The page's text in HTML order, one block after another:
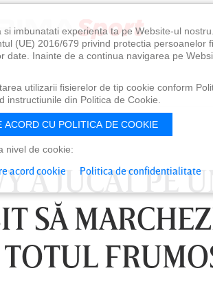
A JUCAT PE UN
SĂ
imbunatati experienta ta pe Website-ul
(UE) 2016/679 privind protectia persoanelor
Inainte de a continua navigarea pe
utilizarii fisierelor de tip cookie conform
din Politica de Cookie.
ACORD CU POLITICA DE COOKIE
nivel de cookie:
acord cookie Politica de confidentialitate